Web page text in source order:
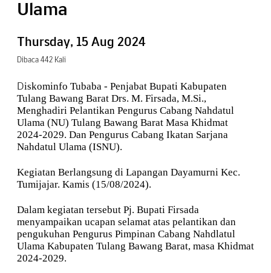
Ulama
Thursday, 15 Aug 2024
Dibaca 442 Kali
Diskominfo Tubaba - Penjabat Bupati Kabupaten
Tulang Bawang Barat Drs. M. Firsada, M.Si.,
Menghadiri Pelantikan Pengurus Cabang Nahdatul
Ulama (NU) Tulang Bawang Barat Masa Khidmat
2024-2029. Dan Pengurus Cabang Ikatan Sarjana
Nahdatul Ulama (ISNU).
Kegiatan Berlangsung di Lapangan Dayamurni Kec.
Tumijajar. Kamis (15/08/2024).
Dalam kegiatan tersebut Pj. Bupati Firsada
menyampaikan ucapan selamat atas pelantikan dan
pengukuhan Pengurus Pimpinan Cabang Nahdlatul
Ulama Kabupaten Tulang Bawang Barat, masa Khidmat
2024-2029.